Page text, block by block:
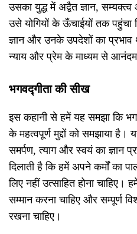
उसका युद्ध में अद्वैत ज्ञान,
उसे योगियों के ऊँचाईयों तक पहुंचा
ज्ञान और उनके उपदेशों का
न्याय और प्रेम के माध्यम से
भगवद्गीता की सीख
इस कहानी से हमें यह समझा कि
के महत्वपूर्ण मुद्दों को समझाया है।
समर्पण, त्याग और स्वयं का ज्ञान
दिलाती है कि हमें अपने कर्मों का
लिए नहीं उत्साहित होना चाहिए।
सम्मान करना चाहिए और सम्पूर्ण
रखना चाहिए।